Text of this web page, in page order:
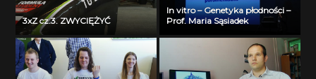
3xZ cz.3. ZWYCIĘŻYĆ
In vitro – Genetyka płodności –
Prof. Maria Sąsiadek